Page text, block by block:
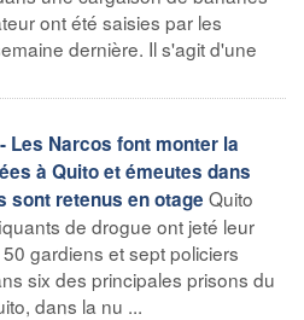
ont été saisies par les
dernière. Il s'agit d'une
Les Narcos font monter la
à Quito et émeutes dans
sont retenus en otage Quito
de drogue ont jeté leur
gardiens et sept policiers
six des principales prisons du
dans la nu ...